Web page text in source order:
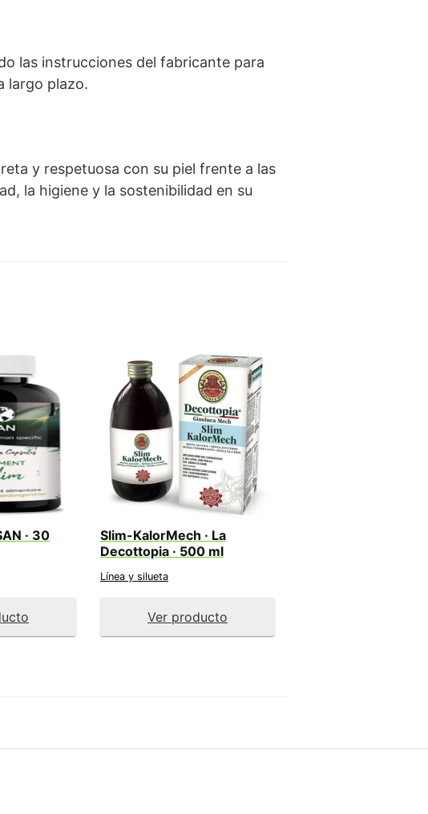
las instrucciones del fabricante para
largo plazo.
y respetuosa con su piel frente a las
la higiene y la sostenibilidad en su
· 30
Slim-KalorMech · La
Decottopia · 500 ml
Línea y silueta
Ver producto